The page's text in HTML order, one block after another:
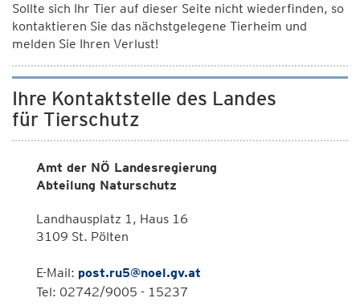
Sollte sich Ihr Tier auf dieser Seite nicht wiederfinden, so
kontaktieren Sie das nächstgelegene Tierheim und
melden Sie Ihren Verlust!
Ihre Kontaktstelle des Landes
für Tierschutz
Amt der NÖ Landesregierung
Abteilung Naturschutz
Landhausplatz 1, Haus 16
3109 St. Pölten
E-Mail: post.ru5@noel.gv.at
Tel: 02742/9005 - 15237